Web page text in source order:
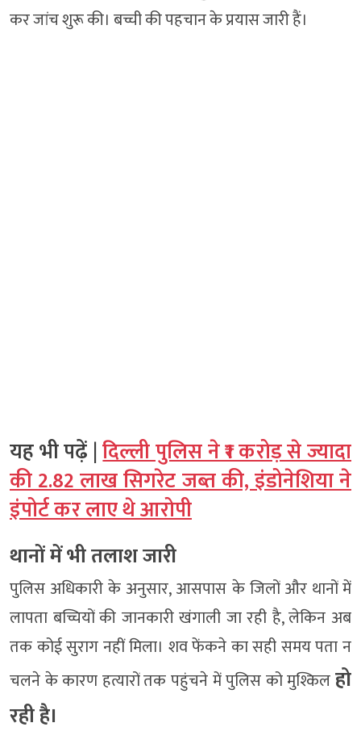
कर जांच शुरू की। बच्ची की पहचान के प्रयास जारी हैं।
यह भी पढ़ें |दिल्ली पुलिस ने ₹1 करोड़ से ज्यादा
की 2.82 लाख सिगरेट जब्त की, इंडोनेशिया ने
इंपोर्ट कर लाए थे आरोपी
थानों में भी तलाश जारी
पुलिस अधिकारी के अनुसार, आसपास के जिलों और थानों में
लापता बच्चियों की जानकारी खंगाली जा रही है, लेकिन अब
तक कोई सुराग नहीं मिला। शव फेंकने का सही समय पता न
चलने के कारण हत्यारों तक पहुंचने में पुलिस को मुश्किलहो
रही है।